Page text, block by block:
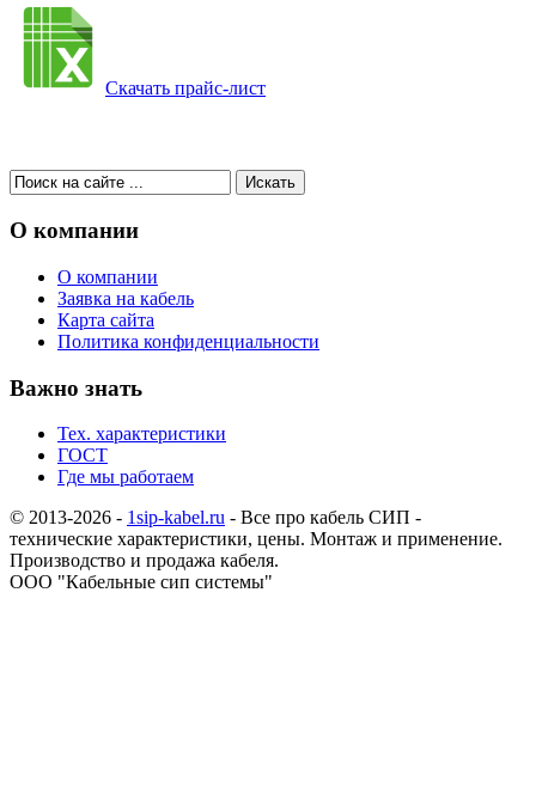
Скачать прайс-лист
О компании
О компании
Заявка на кабель
Карта сайта
Политика конфиденциальности
Важно знать
Тех. характеристики
ГОСТ
Где мы работаем
© 2013-2026 - 1sip-kabel.ru - Все про кабель СИП -
технические характеристики, цены. Монтаж и применение.
Производство и продажа кабеля.
ООО "Кабельные сип системы"